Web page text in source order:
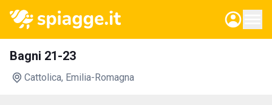
Bagni 21-23
Cattolica, Emilia-Romagna